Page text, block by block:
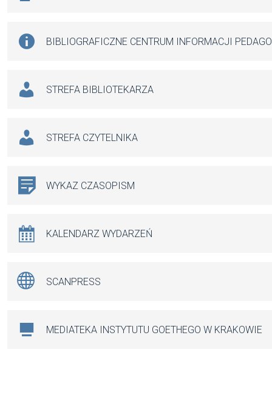
BIBLIOGRAFICZNE CENTRUM INFORMACJI
STREFA BIBLIOTEKARZA
STREFA CZYTELNIKA
WYKAZ CZASOPISM
KALENDARZ WYDARZEŃ
SCANPRESS
MEDIATEKA INSTYTUTU GOETHEGO W KRAKOWIE